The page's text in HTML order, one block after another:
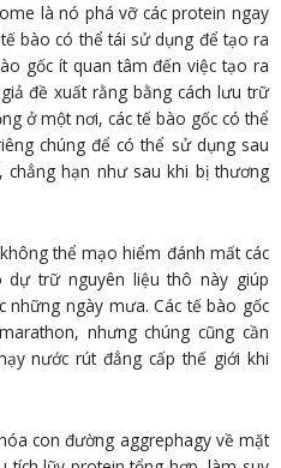
là nó phá vỡ các protein ngay
bào có thể tái sử dụng để tạo ra
gốc ít quan tâm đến việc tạo ra
đề xuất rằng bằng cách lưu trữ
ở một nơi, các tế bào gốc có thể
chúng để có thể sử dụng sau
chẳng hạn như sau khi bị thương
thể mạo hiểm đánh mất các
trữ nguyên liệu thô này giúp
những ngày mưa. Các tế bào gốc
nhưng chúng cũng cần
nước rút đẳng cấp thế giới khi
con đường aggrephagy về mặt